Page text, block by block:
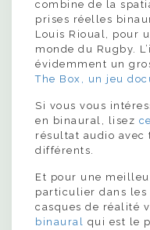
combine de la
prises réelles
Louis Rioual, pour
monde du Rugby.
évidemment un
The Box, un jeu
Si vous vous
en binaural, lisez
résultat audio avec
différents.
Et pour une
particulier dans les
casques de réalité
binaural qui est le